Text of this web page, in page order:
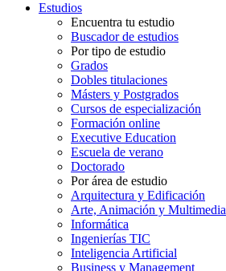
Estudios
Encuentra tu estudio
Buscador de estudios
Por tipo de estudio
Grados
Dobles titulaciones
Másters y Postgrados
Cursos de especialización
Formación online
Executive Education
Escuela de verano
Doctorado
Por área de estudio
Arquitectura y Edificación
Arte, Animación y Multimedia
Informática
Ingenierías TIC
Inteligencia Artificial
Business y Management